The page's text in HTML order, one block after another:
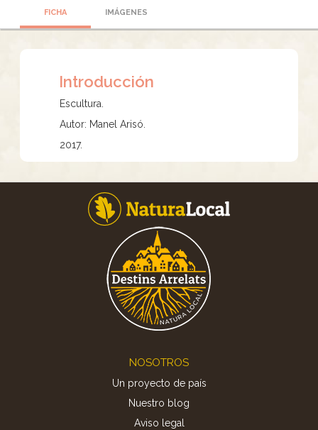
FICHA IMÁGENES
Introducción
Escultura.
Autor: Manel Arisó.
2017.
NOSOTROS
Un proyecto de país
Nuestro blog
Aviso legal